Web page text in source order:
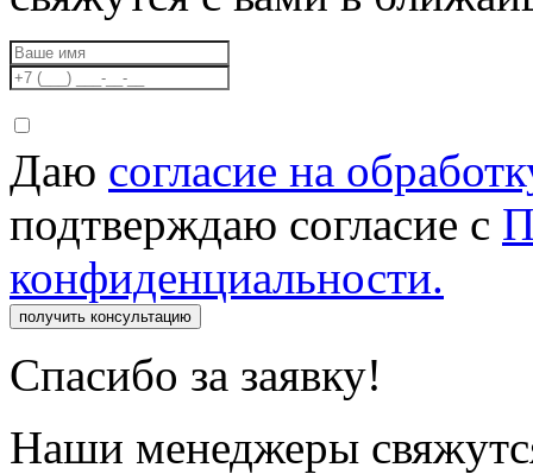
Даю согласие на
подтверждаю согласие с
конфиденциальности.
получить консультацию
Спасибо за заявку!
Наши менеджеры